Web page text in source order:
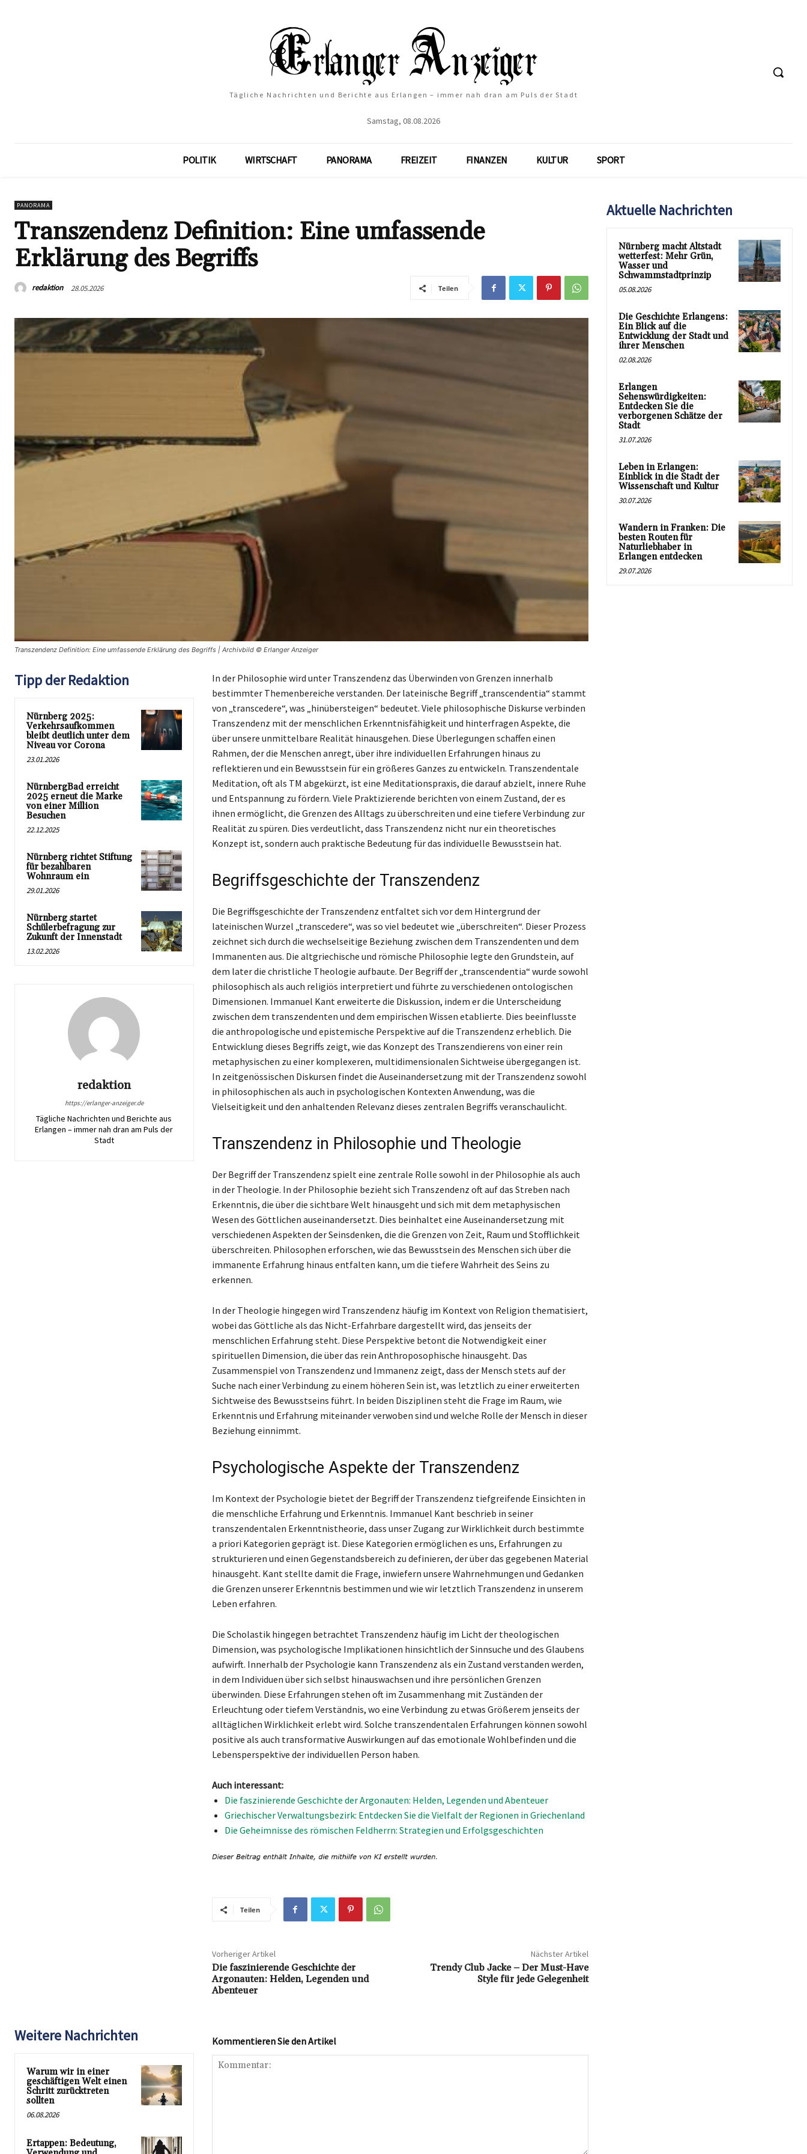
Tägliche Nachrichten und Berichte aus Erlangen – immer nah dran am Puls der Stadt
Samstag, 08.08.2026
POLITIK WIRTSCHAFT PANORAMA FREIZEIT FINANZEN KULTUR SPORT
PANORAMA
Transzendenz Definition: Eine umfassende
Erklärung des Begriffs
redaktion 28.05.2026 Teilen
Transzendenz Definition: Eine umfassende Erklärung des Begriffs | Archivbild © Erlanger Anzeiger
Tipp der Redaktion
Nürnberg 2025:
Verkehrsaufkommen
bleibt deutlich unter dem
Niveau vor Corona
23.01.2026
NürnbergBad erreicht
2025 erneut die Marke
von einer Million
Besuchen
22.12.2025
Nürnberg richtet Stiftung
für bezahlbaren
Wohnraum ein
29.01.2026
Nürnberg startet
Schülerbefragung zur
Zukunft der Innenstadt
13.02.2026
redaktion
https://erlanger-anzeiger.de
Tägliche Nachrichten und Berichte aus
Erlangen – immer nah dran am Puls der
Stadt
In der Philosophie wird unter Transzendenz das Überwinden von Grenzen innerhalb
bestimmter Themenbereiche verstanden. Der lateinische Begriff „transcendentia“ stammt
von „transcedere“, was „hinübersteigen“ bedeutet. Viele philosophische Diskurse verbinden
Transzendenz mit der menschlichen Erkenntnisfähigkeit und hinterfragen Aspekte, die
über unsere unmittelbare Realität hinausgehen. Diese Überlegungen schaffen einen
Rahmen, der die Menschen anregt, über ihre individuellen Erfahrungen hinaus zu
reflektieren und ein Bewusstsein für ein größeres Ganzes zu entwickeln. Transzendentale
Meditation, oft als TM abgekürzt, ist eine Meditationspraxis, die darauf abzielt, innere Ruhe
und Entspannung zu fördern. Viele Praktizierende berichten von einem Zustand, der es
ihnen ermöglicht, die Grenzen des Alltags zu überschreiten und eine tiefere Verbindung zur
Realität zu spüren. Dies verdeutlicht, dass Transzendenz nicht nur ein theoretisches
Konzept ist, sondern auch praktische Bedeutung für das individuelle Bewusstsein hat.
Begriffsgeschichte der Transzendenz
Die Begriffsgeschichte der Transzendenz entfaltet sich vor dem Hintergrund der
lateinischen Wurzel „transcedere“, was so viel bedeutet wie „überschreiten“. Dieser Prozess
zeichnet sich durch die wechselseitige Beziehung zwischen dem Transzendenten und dem
Immanenten aus. Die altgriechische und römische Philosophie legte den Grundstein, auf
dem later die christliche Theologie aufbaute. Der Begriff der „transcendentia“ wurde sowohl
philosophisch als auch religiös interpretiert und führte zu verschiedenen ontologischen
Dimensionen. Immanuel Kant erweiterte die Diskussion, indem er die Unterscheidung
zwischen dem transzendenten und dem empirischen Wissen etablierte. Dies beeinflusste
die anthropologische und epistemische Perspektive auf die Transzendenz erheblich. Die
Entwicklung dieses Begriffs zeigt, wie das Konzept des Transzendierens von einer rein
metaphysischen zu einer komplexeren, multidimensionalen Sichtweise übergegangen ist.
In zeitgenössischen Diskursen findet die Auseinandersetzung mit der Transzendenz sowohl
in philosophischen als auch in psychologischen Kontexten Anwendung, was die
Vielseitigkeit und den anhaltenden Relevanz dieses zentralen Begriffs veranschaulicht.
Transzendenz in Philosophie und Theologie
Der Begriff der Transzendenz spielt eine zentrale Rolle sowohl in der Philosophie als auch
in der Theologie. In der Philosophie bezieht sich Transzendenz oft auf das Streben nach
Erkenntnis, die über die sichtbare Welt hinausgeht und sich mit dem metaphysischen
Wesen des Göttlichen auseinandersetzt. Dies beinhaltet eine Auseinandersetzung mit
verschiedenen Aspekten der Seinsdenken, die die Grenzen von Zeit, Raum und Stofflichkeit
überschreiten. Philosophen erforschen, wie das Bewusstsein des Menschen sich über die
immanente Erfahrung hinaus entfalten kann, um die tiefere Wahrheit des Seins zu
erkennen.
In der Theologie hingegen wird Transzendenz häufig im Kontext von Religion thematisiert,
wobei das Göttliche als das Nicht-Erfahrbare dargestellt wird, das jenseits der
menschlichen Erfahrung steht. Diese Perspektive betont die Notwendigkeit einer
spirituellen Dimension, die über das rein Anthroposophische hinausgeht. Das
Zusammenspiel von Transzendenz und Immanenz zeigt, dass der Mensch stets auf der
Suche nach einer Verbindung zu einem höheren Sein ist, was letztlich zu einer erweiterten
Sichtweise des Bewusstseins führt. In beiden Disziplinen steht die Frage im Raum, wie
Erkenntnis und Erfahrung miteinander verwoben sind und welche Rolle der Mensch in dieser
Beziehung einnimmt.
Psychologische Aspekte der Transzendenz
Im Kontext der Psychologie bietet der Begriff der Transzendenz tiefgreifende Einsichten in
die menschliche Erfahrung und Erkenntnis. Immanuel Kant beschrieb in seiner
transzendentalen Erkenntnistheorie, dass unser Zugang zur Wirklichkeit durch bestimmte
a priori Kategorien geprägt ist. Diese Kategorien ermöglichen es uns, Erfahrungen zu
strukturieren und einen Gegenstandsbereich zu definieren, der über das gegebenen Material
hinausgeht. Kant stellte damit die Frage, inwiefern unsere Wahrnehmungen und Gedanken
die Grenzen unserer Erkenntnis bestimmen und wie wir letztlich Transzendenz in unserem
Leben erfahren.
Die Scholastik hingegen betrachtet Transzendenz häufig im Licht der theologischen
Dimension, was psychologische Implikationen hinsichtlich der Sinnsuche und des Glaubens
aufwirft. Innerhalb der Psychologie kann Transzendenz als ein Zustand verstanden werden,
in dem Individuen über sich selbst hinauswachsen und ihre persönlichen Grenzen
überwinden. Diese Erfahrungen stehen oft im Zusammenhang mit Zuständen der
Erleuchtung oder tiefem Verständnis, wo eine Verbindung zu etwas Größerem jenseits der
alltäglichen Wirklichkeit erlebt wird. Solche transzendentalen Erfahrungen können sowohl
positive als auch transformative Auswirkungen auf das emotionale Wohlbefinden und die
Lebensperspektive der individuellen Person haben.
Auch interessant:
Die faszinierende Geschichte der Argonauten: Helden, Legenden und Abenteuer
Griechischer Verwaltungsbezirk: Entdecken Sie die Vielfalt der Regionen in Griechenland
Die Geheimnisse des römischen Feldherrn: Strategien und Erfolgsgeschichten
Teilen
Vorheriger Artikel
Die faszinierende Geschichte der
Argonauten: Helden, Legenden und
Abenteuer
Nächster Artikel
Trendy Club Jacke – Der Must-Have
Style für jede Gelegenheit
Weitere Nachrichten
Warum wir in einer
geschäftigen Welt einen
Schritt zurücktreten
sollten
06.08.2026
Ertappen: Bedeutung,
Kommentieren Sie den Artikel
Aktuelle Nachrichten
Nürnberg macht Altstadt
wetterfest: Mehr Grün,
Wasser und
Schwammstadtprinzip
05.08.2026
Die Geschichte Erlangens:
Ein Blick auf die
Entwicklung der Stadt und
ihrer Menschen
02.08.2026
Erlangen
Sehenswürdigkeiten:
Entdecken Sie die
verborgenen Schätze der
Stadt
31.07.2026
Leben in Erlangen:
Einblick in die Stadt der
Wissenschaft und Kultur
30.07.2026
Wandern in Franken: Die
besten Routen für
Naturliebhaber in
Erlangen entdecken
29.07.2026